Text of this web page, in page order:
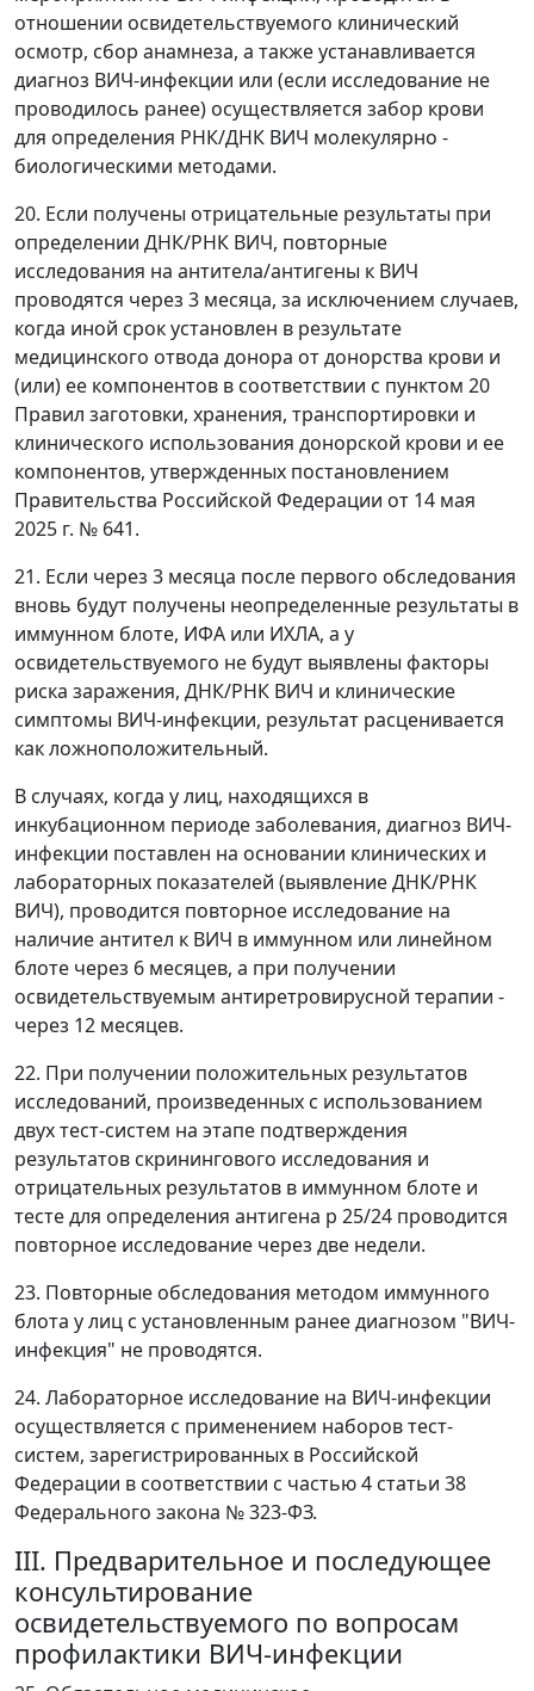
отношении освидетельствуемого клинический
осмотр, сбор анамнеза, а также устанавливается
диагноз ВИЧ-инфекции или (если исследование не
проводилось ранее) осуществляется забор крови
для определения РНК/ДНК ВИЧ молекулярно -
биологическими методами.
20. Если получены отрицательные результаты при
определении ДНК/РНК ВИЧ, повторные
исследования на антитела/антигены к ВИЧ
проводятся через 3 месяца, за исключением случаев,
когда иной срок установлен в результате
медицинского отвода донора от донорства крови и
(или) ее компонентов в соответствии с пунктом 20
Правил заготовки, хранения, транспортировки и
клинического использования донорской крови и ее
компонентов, утвержденных постановлением
Правительства Российской Федерации от 14 мая
2025 г. № 641.
21. Если через 3 месяца после первого обследования
вновь будут получены неопределенные результаты в
иммунном блоте, ИФА или ИХЛА, а у
освидетельствуемого не будут выявлены факторы
риска заражения, ДНК/РНК ВИЧ и клинические
симптомы ВИЧ-инфекции, результат расценивается
как ложноположительный.
В случаях, когда у лиц, находящихся в
инкубационном периоде заболевания, диагноз ВИЧ-
инфекции поставлен на основании клинических и
лабораторных показателей (выявление ДНК/РНК
ВИЧ), проводится повторное исследование на
наличие антител к ВИЧ в иммунном или линейном
блоте через 6 месяцев, а при получении
освидетельствуемым антиретровирусной терапии -
через 12 месяцев.
22. При получении положительных результатов
исследований, произведенных с использованием
двух тест-систем на этапе подтверждения
результатов скринингового исследования и
отрицательных результатов в иммунном блоте и
тесте для определения антигена р 25/24 проводится
повторное исследование через две недели.
23. Повторные обследования методом иммунного
блота у лиц с установленным ранее диагнозом "ВИЧ-
инфекция" не проводятся.
24. Лабораторное исследование на ВИЧ-инфекции
осуществляется с применением наборов тест-
систем, зарегистрированных в Российской
Федерации в соответствии с частью 4 статьи 38
Федерального закона № 323-ФЗ.
III. Предварительное и последующее
консультирование
освидетельствуемого по вопросам
профилактики ВИЧ-инфекции